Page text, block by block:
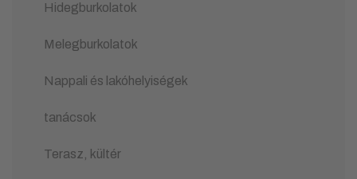
Hidegburkolatok
Melegburkolatok
Nappali és lakóhelyiségek
tanácsok
Terasz, kültér